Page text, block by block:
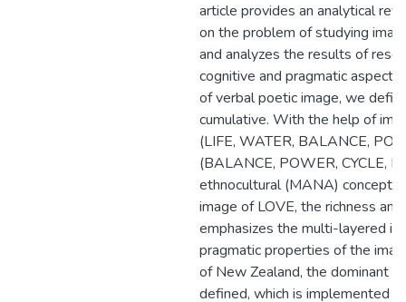
article provides an analytical
on the problem of studying
and analyzes the results of
cognitive and pragmatic aspect.
of verbal poetic image, we
cumulative. With the help of
(LIFE, WATER, BALANCE,
(BALANCE, POWER, CYCLE,
ethnocultural (MANA)
image of LOVE, the richness
emphasizes the multi-layered
pragmatic properties of the
of New Zealand, the dominant
defined, which is implemented